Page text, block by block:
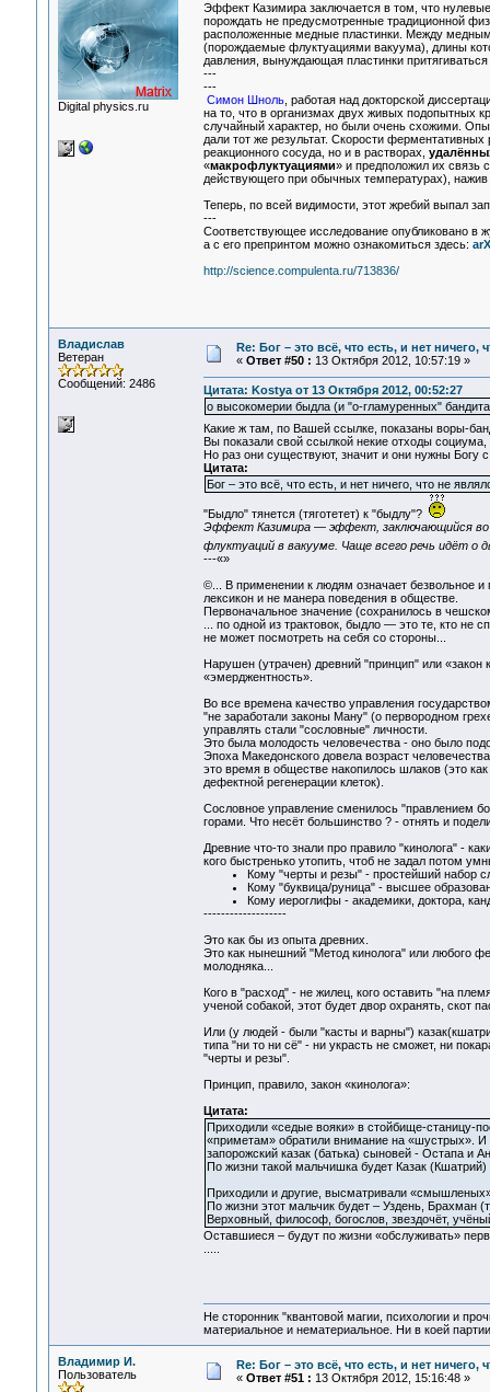
Digital physics.ru
Эффект Казимира заключается в том, что
порождать не предусмотренные традиционной
расположенные медные пластинки. Между
(порождаемые флуктуациями вакуума), длины
давления, вынуждающая пластинки
---
---
Симон Шноль, работая над докторской
на то, что в организмах двух живых подопытных
случайный характер, но были очень схожими.
дали тот же результат. Скорости
реакционного сосуда, но и в растворах,
«макрофлуктуациями» и предположил их связь
действующего при обычных температурах),
Теперь, по всей видимости, этот жребий выпал
---
Соответствующее исследование опубликовано в
а с его препринтом можно ознакомиться здесь:
http://science.compulenta.ru/713836/
Владислав
Ветеран
Сообщений: 2486
Re: Бог – это всё, что есть, и нет
« Ответ #50 : 13 Октября 2012, 10:57:19 »
Цитата: Kostya от 13 Октября 2012, 00:52:27
о высокомерии быдла (и "о-гламуренных"
Какие ж там, по Вашей ссылке, показаны воры-
Вы показали свой ссылкой некие отходы
Но раз они существуют, значит и они нужны
Цитата:
Бог – это всё, что есть, и нет ничего, что не
"Быдло" тянется (тяготетет) к "быдлу"?
Эффект Казимира — эффект, заключающийся во
флуктуаций в вакууме. Чаще всего речь идёт о
---«»
©... В применении к людям означает безвольное
лексикон и не манера поведения в обществе.
Первоначальное значение (сохранилось в
... по одной из трактовок, быдло — это те, кто не
не может посмотреть на себя со стороны...
Нарушен (утрачен) древний "принцип" или
«эмерджентность».
Во все времена качество управления
"не заработали законы Ману" (о первородном
управлять стали "сословные" личности.
Это была молодость человечества - оно было
Эпоха Македонского довела возраст
это время в обществе накопилось шлаков (это
дефектной регенерации клеток).
Сословное управление сменилось "правлением
горами. Что несёт большинство ? - отнять и
Древние что-то знали про правило "кинолога" -
кого быстренько утопить, чтоб не задал потом
Кому "черты и резы" - простейший набор
Кому "буквица/руница" - высшее
Кому иероглифы - академики, доктора,
-------------------
Это как бы из опыта древних.
Это как нынешний "Метод кинолога" или любого
молодняка...
Кого в "расход" - не жилец, кого оставить "на
ученой собакой, этот будет двор охранять, скот
Или (у людей - были "касты и варны")
типа "ни то ни сё" - ни украсть не сможет, ни
"черты и резы".
Принцип, правило, закон «кинолога»:
Цитата:
Приходили «седые вояки» в стойбище-станицу-
«приметам» обратили внимание на «шустрых». И
запорожский казак (батька) сыновей - Остапа и
По жизни такой мальчишка будет Казак
Приходили и другие, высматривали
По жизни этот мальчик будет – Уздень,
Верховный, философ, богослов, звездочёт,
Оставшиеся – будут по жизни «обслуживать»
Не сторонник "квантовой магии, психологии и
материальное и нематериальное. Ни в коей
Владимир И.
Пользователь
Re: Бог – это всё, что есть, и нет
« Ответ #51 : 13 Октября 2012, 15:16:48 »